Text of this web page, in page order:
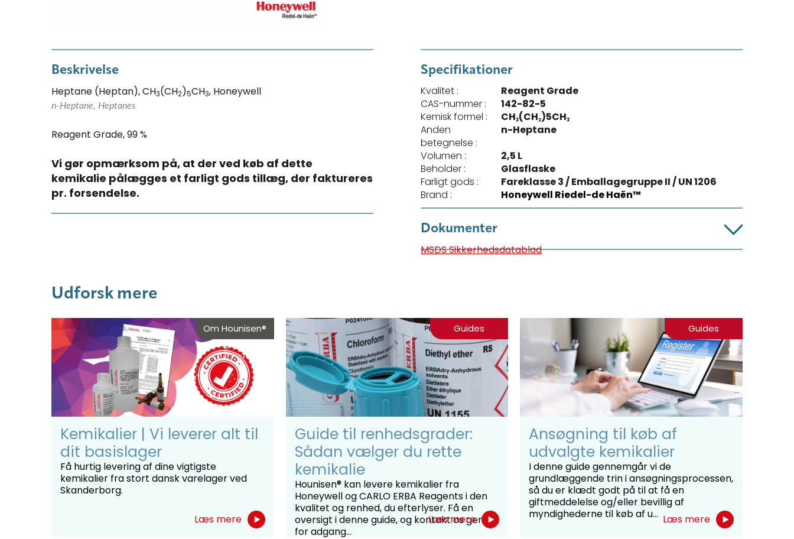
Beskrivelse
Heptane (Heptan), CH3(CH2)5CH3, Honeywell
n-Heptane, Heptanes
Reagent Grade, 99 %
Vi gør opmærksom på, at der ved køb af dette
kemikalie pålægges et farligt gods tillæg, der faktureres
pr. forsendelse.​
Specifikationer
Kvalitet :
Reagent Grade
CAS-nummer :
142-82-5
Kemisk formel :
CH₃(CH₂)5CH₃
Anden
betegnelse :
n-Heptane
Volumen :
2,5 L
Beholder :
Glasflaske
Farligt gods :
Fareklasse 3 / Emballagegruppe II / UN 1206
Brand :
Honeywell Riedel-de Haën™
Dokumenter
MSDS Sikkerhedsdatablad
Udforsk mere
Om Hounisen®
Kemikalier | Vi leverer alt til
dit basislager
Få hurtig levering af dine vigtigste
kemikalier fra stort dansk varelager ved
Skanderborg.
Læs mere
Guides
Guide til renhedsgrader:
Sådan vælger du rette
kemikalie
Hounisen® kan levere kemikalier fra
Honeywell og CARLO ERBA Reagents i den
kvalitet og renhed, du efterlyser. Få en
oversigt i denne guide, og kontakt os gerne
for adgang...
Læs mere
Guides
Ansøgning til køb af
udvalgte kemikalier
I denne guide gennemgår vi de
grundlæggende trin i ansøgningsprocessen,
så du er klædt godt på til at få en
giftmeddelelse og/eller bevillig af
myndighederne til køb af u... Læs mere